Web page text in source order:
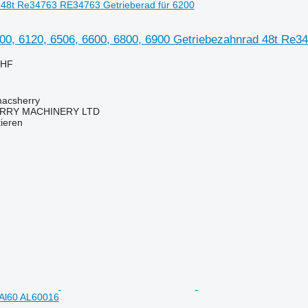
Re34763 RE34763 Getrieberad für 6200
6120, 6506, 6600, 6800, 6900 Getriebezahnrad 48t
MACHINERY LTD
AL60016